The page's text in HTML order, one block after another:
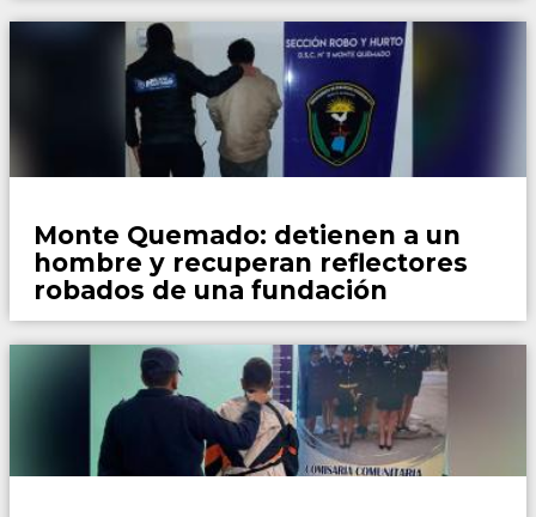
Monte Quemado: detienen a un
hombre y recuperan reflectores
robados de una fundación